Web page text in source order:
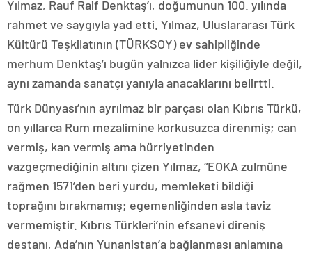
Yılmaz, Rauf Raif Denktaş’ı, doğumunun 100. yılında
rahmet ve saygıyla yad etti. Yılmaz, Uluslararası Türk
Kültürü Teşkilatının (TÜRKSOY) ev sahipliğinde
merhum Denktaş’ı bugün yalnızca lider kişiliğiyle değil,
aynı zamanda sanatçı yanıyla anacaklarını belirtti.
Türk Dünyası’nın ayrılmaz bir parçası olan Kıbrıs Türkü,
on yıllarca Rum mezalimine korkusuzca direnmiş; can
vermiş, kan vermiş ama hürriyetinden
vazgeçmediğinin altını çizen Yılmaz, “EOKA zulmüne
rağmen 1571’den beri yurdu, memleketi bildiği
toprağını bırakmamış; egemenliğinden asla taviz
vermemiştir. Kıbrıs Türkleri’nin efsanevi direniş
destanı, Ada’nın Yunanistan’a bağlanması anlamına